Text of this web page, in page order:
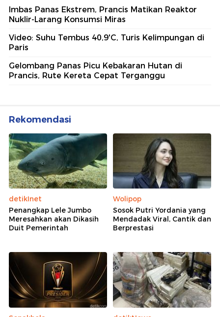
Imbas Panas Ekstrem, Prancis Matikan Reaktor
Nuklir-Larang Konsumsi Miras
Video: Suhu Tembus 40,9'C, Turis Kelimpungan di
Paris
Gelombang Panas Picu Kebakaran Hutan di
Prancis, Rute Kereta Cepat Terganggu
Rekomendasi
detikInet
Penangkap Lele Jumbo
Meresahkan akan Dikasih
Duit Pemerintah
Wolipop
Sosok Putri Yordania yang
Mendadak Viral, Cantik dan
Berprestasi